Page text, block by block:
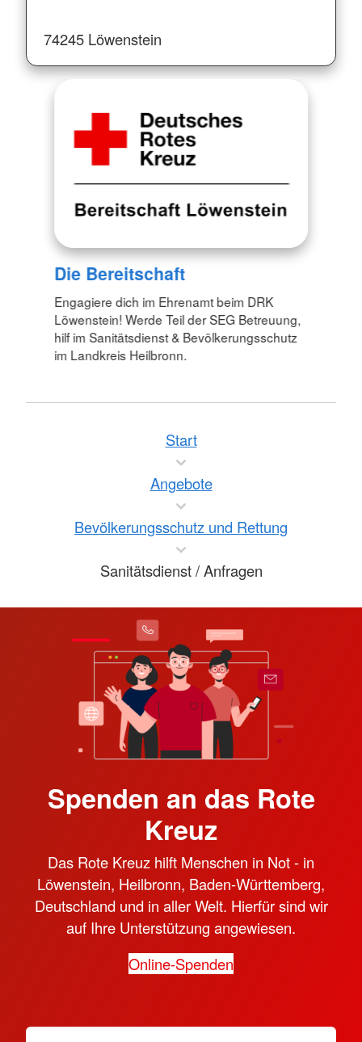
74245 Löwenstein
Die Bereitschaft
Engagiere dich im Ehrenamt beim DRK
Löwenstein! Werde Teil der SEG Betreuung,
hilf im Sanitätsdienst & Bevölkerungsschutz
im Landkreis Heilbronn.
Start
Angebote
Bevölkerungsschutz und Rettung
Sanitätsdienst / Anfragen
Spenden an das Rote
Kreuz
Das Rote Kreuz hilft Menschen in Not - in
Löwenstein, Heilbronn, Baden-Württemberg,
Deutschland und in aller Welt. Hierfür sind wir
auf Ihre Unterstützung angewiesen.
Online-Spenden